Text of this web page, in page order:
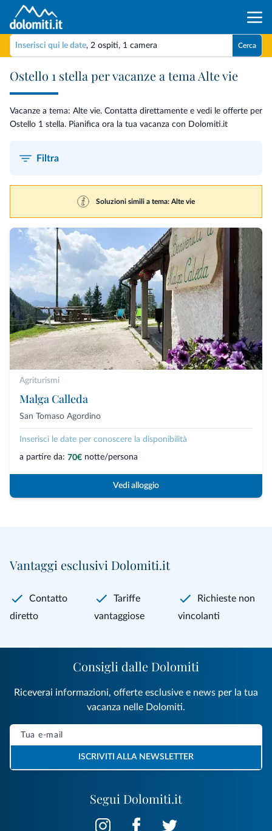
Inserisci qui le date, 2 ospiti, 1 camera Cerca
Ostello 1 stella per vacanze a tema Alte vie
Vacanze a tema: Alte vie. Contatta direttamente e vedi le offerte per
Ostello 1 stella. Pianifica ora la tua vacanza con Dolomiti.it
Filtra
Soluzioni simili a tema: Alte vie
Agriturismi
Malga Calleda
San Tomaso Agordino
Inserisci le date per conoscere la disponibilità
a partire da: 70€ notte/persona
Vedi alloggio
Vantaggi esclusivi Dolomiti.it
Contatto
diretto
Tariffe
vantaggiose
Richieste non
vincolanti
Segui Dolomiti.it
Consigli dalle Dolomiti
Riceverai informazioni, offerte esclusive e news per la tua
vacanza nelle Dolomiti.
ISCRIVITI ALLA NEWSLETTER